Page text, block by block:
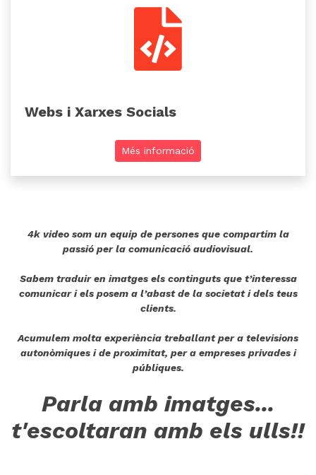
Webs i Xarxes Socials
Més informació
4k video som un equip de persones que compartim la
passió per la comunicació audiovisual.
Sabem traduir en imatges els continguts que t’interessa
comunicar i els posem a l’abast de la societat i dels teus
clients.
Acumulem molta experiència treballant per a televisions
autonòmiques i de proximitat, per a empreses privades i
públiques.
Parla amb imatges...
t'escoltaran amb els ulls!!